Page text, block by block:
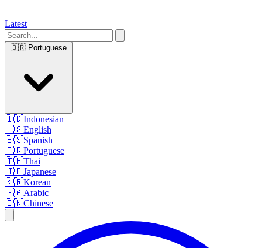
Latest
🇧🇷 Portuguese
🇮🇩Indonesian
🇺🇸English
🇪🇸Spanish
🇧🇷Portuguese
🇹🇭Thai
🇯🇵Japanese
🇰🇷Korean
🇸🇦Arabic
🇨🇳Chinese